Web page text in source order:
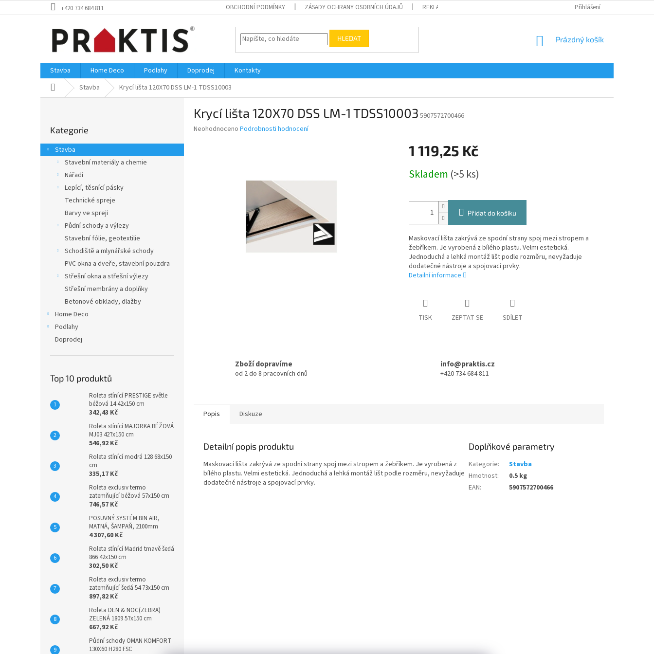
na
+420 734 684 811 OBCHODNÍ PODMÍNKY ZÁSADY OCHRANY OSOBNÍCH ÚDAJŮ REKLAMAČNÍ FORMULÁŘ Přihlášení
HLEDAT
NÁKUPNÍ
Prázdný košík
Stavba Home Deco Podlahy Doprodej
Kontakty
Domů Stavba Krycí lišta 120X70 DSS LM-1 TDSS10003
r
a
kategorie
Kategorie
Stavba
Stavební materiály a chemie
Nářadí
Lepící, těsnící pásky
Technické spreje
Barvy ve spreji
Půdní schody a výlezy
Stavební fólie, geotextilie
Schodiště a mlynářské schody
PVC okna a dveře, stavební pouzdra
Střešní okna a střešní výlezy
Střešní membrány a doplňky
Betonové obklady, dlažby
Home Deco
Podlahy
Doprodej
Top 10 produktů
Roleta stínící PRESTIGE světle
béžová 14 42x150 cm
342,43 Kč
Roleta stínící MAJORKA BÉŽOVÁ
MJ03 427x150 cm
546,92 Kč
Roleta stínící modrá 128 68x150
cm
335,17 Kč
Roleta exclusiv termo
zatemňující béžová 57x150 cm
746,57 Kč
POSUVNÝ SYSTÉM BIN AIR,
MATNÁ, ŠAMPAŇ, 2100mm
4 307,60 Kč
Roleta stínící Madrid tmavě šedá
866 42x150 cm
302,50 Kč
Roleta exclusiv termo
zatemňující šedá 54 73x150 cm
897,82 Kč
Roleta DEN & NOC(ZEBRA)
ZELENÁ 1809 57x150 cm
667,92 Kč
Půdní schody OMAN KOMFORT
130X60 H280 FSC
Krycí lišta 120X70 DSS LM-1 TDSS10003 5907572700466
Průměrné
Neohodnoceno Podrobnosti hodnocení
1 119,25 Kč
cena:
Skladem (>5 ks)
Přidat do košíku
Maskovací lišta zakrývá ze spodní strany spoj mezi stropem a
žebříkem. Je vyrobená z bílého plastu. Velmi estetická.
Jednoduchá a lehká montáž lišt podle rozměru, nevyžaduje
dodatečné nástroje a spojovací prvky.
Detailní informace
TISK ZEPTAT SE SDÍLET
Zboží dopravíme
od 2 do 8 pracovních dnů
info@praktis.cz
+420 734 684 811
Popis Diskuze
Detailní popis produktu
Maskovací lišta zakrývá ze spodní strany spoj mezi stropem a žebříkem. Je vyrobená z
bílého plastu. Velmi estetická. Jednoduchá a lehká montáž lišt podle rozměru, nevyžaduje
dodatečné nástroje a spojovací prvky.
Doplňkové parametry
Kategorie:
Stavba
Hmotnost:
0.5 kg
EAN: 5907572700466